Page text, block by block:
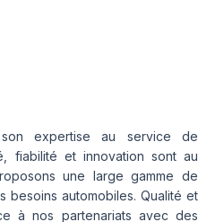
expertise au service de
fiabilité et innovation sont au
une large gamme de
besoins automobiles. Qualité et
à nos partenariats avec des